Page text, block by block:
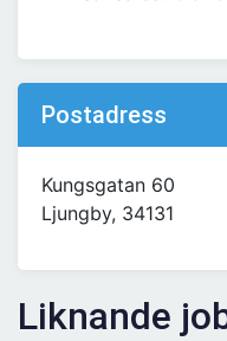
Postadress
Kungsgatan 60
Ljungby, 34131
Liknande